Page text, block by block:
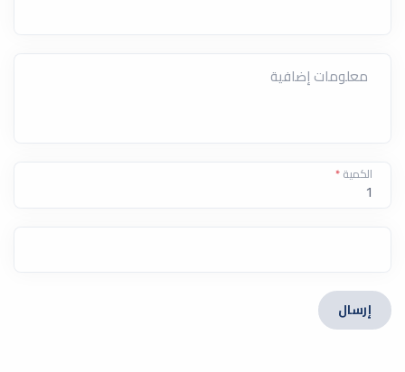
معلومات إضافية
الكمية*
إرسال